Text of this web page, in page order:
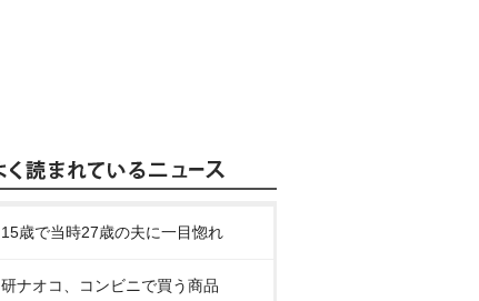
15歳で当時27歳の夫に一目惚れ
研ナオコ、コンビニで買う商品